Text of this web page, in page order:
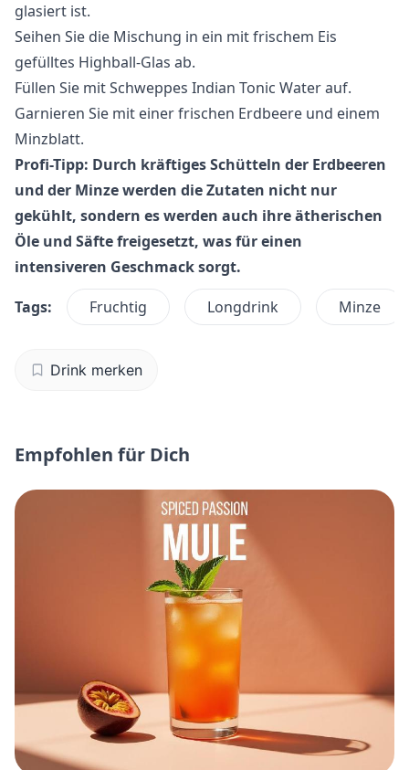
glasiert ist.
Seihen Sie die Mischung in ein mit frischem Eis
gefülltes Highball-Glas ab.
Füllen Sie mit Schweppes Indian Tonic Water auf.
Garnieren Sie mit einer frischen Erdbeere und einem
Minzblatt.
Profi-Tipp: Durch kräftiges Schütteln der Erdbeeren
und der Minze werden die Zutaten nicht nur
gekühlt, sondern es werden auch ihre ätherischen
Öle und Säfte freigesetzt, was für einen
intensiveren Geschmack sorgt.
Tags:
Fruchtig Longdrink Minze
Drink merken
Empfohlen für Dich